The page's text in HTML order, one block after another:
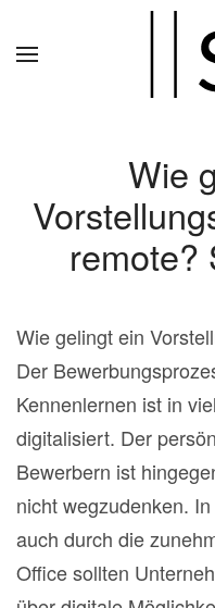
Wie
remote?
Wie gelingt ein
Der
Kennenlernen ist in
digitalisiert. Der
Bewerbern ist
nicht wegzudenken.
auch durch die
Office sollten